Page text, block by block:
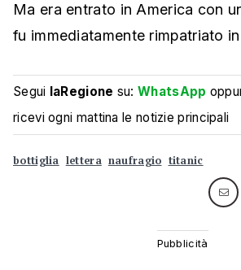
Ma era entrato in America con
fu immediatamente rimpatriato
Segui laRegione su:WhatsApp
ricevi ogni mattina le notizie principali
bottiglia lettera naufragio titanic